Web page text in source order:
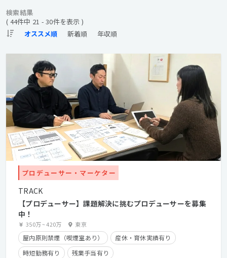
検索結果
( 44件中 21 - 30件を表示 )
プロデューサー・マーケター
TRACK
【プロデューサー】課題解決に挑むプロデューサーを募集
中！
350万~420万 東京
屋内原則禁煙（喫煙室あり）
産休・育休実績有り
時短勤務有り
残業手当有り